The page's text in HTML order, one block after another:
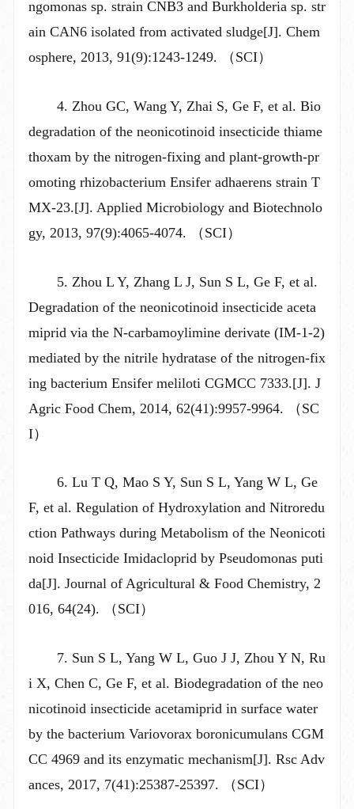
ngomonas sp. strain CNB3 and Burkholderia sp. str
ain CAN6 isolated from activated sludge[J]. Chem
osphere, 2013, 91(9):1243-1249. （SCI）
4. Zhou GC, Wang Y, Zhai S, Ge F, et al. Bio
degradation of the neonicotinoid insecticide thiame
thoxam by the nitrogen-fixing and plant-growth-pr
omoting rhizobacterium Ensifer adhaerens strain T
MX-23.[J]. Applied Microbiology and Biotechnolo
gy, 2013, 97(9):4065-4074. （SCI）
5. Zhou L Y, Zhang L J, Sun S L, Ge F, et al.
Degradation of the neonicotinoid insecticide aceta
miprid via the N-carbamoylimine derivate (IM-1-2)
mediated by the nitrile hydratase of the nitrogen-fix
ing bacterium Ensifer meliloti CGMCC 7333.[J]. J
Agric Food Chem, 2014, 62(41):9957-9964. （SC
I）
6. Lu T Q, Mao S Y, Sun S L, Yang W L, Ge
F, et al. Regulation of Hydroxylation and Nitroredu
ction Pathways during Metabolism of the Neonicoti
noid Insecticide Imidacloprid by Pseudomonas puti
da[J]. Journal of Agricultural & Food Chemistry, 2
016, 64(24). （SCI）
7. Sun S L, Yang W L, Guo J J, Zhou Y N, Ru
i X, Chen C, Ge F, et al. Biodegradation of the neo
nicotinoid insecticide acetamiprid in surface water
by the bacterium Variovorax boronicumulans CGM
CC 4969 and its enzymatic mechanism[J]. Rsc Adv
ances, 2017, 7(41):25387-25397. （SCI）